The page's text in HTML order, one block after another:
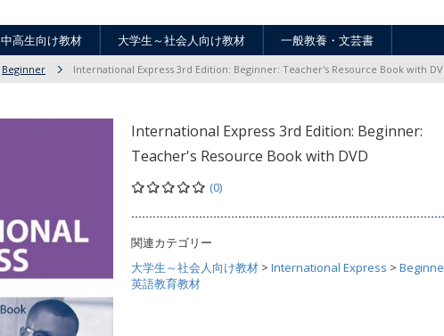
中高生向け教材 大学生～社会人向け教材 一般教養・文芸書
Beginner International Express 3rd Edition: Beginner: Teacher's Resource Book with
International Express 3rd Edition: Beginner:
Teacher's Resource Book with DVD
(0)
関連カテゴリー
大学生～社会人向け教材 > International Express >
英語教育教材